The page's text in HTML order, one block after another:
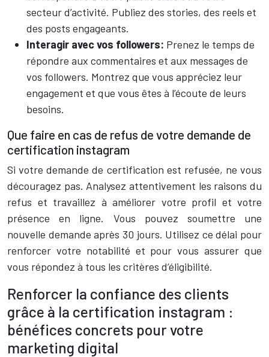
secteur d’activité. Publiez des stories, des reels et
des posts engageants.
Interagir avec vos followers: Prenez le temps de
répondre aux commentaires et aux messages de
vos followers. Montrez que vous appréciez leur
engagement et que vous êtes à l’écoute de leurs
besoins.
Que faire en cas de refus de votre demande de
certification instagram
Si votre demande de certification est refusée, ne vous
découragez pas. Analysez attentivement les raisons du
refus et travaillez à améliorer votre profil et votre
présence en ligne. Vous pouvez soumettre une
nouvelle demande après 30 jours. Utilisez ce délai pour
renforcer votre notabilité et pour vous assurer que
vous répondez à tous les critères d’éligibilité.
Renforcer la confiance des clients
grâce à la certification instagram :
bénéfices concrets pour votre
marketing digital